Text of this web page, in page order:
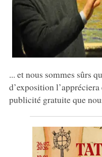
... et nous sommes sûrs
d’exposition
publicité gratuite que